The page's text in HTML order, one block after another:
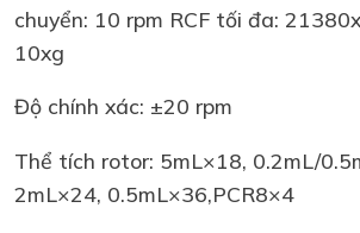
chuyển: 10 rpm RCF tối đa:
10xg
Độ chính xác: ±20 rpm
Thể tích rotor: 5mL×18, 0.2mL/
2mL×24, 0.5mL×36,PCR8×4